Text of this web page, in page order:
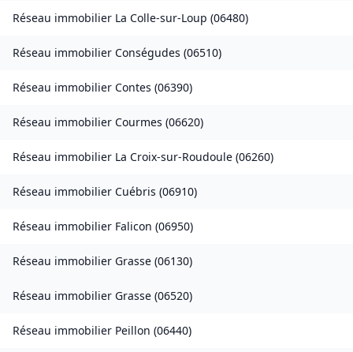
Réseau immobilier La Colle-sur-Loup (06480)
Réseau immobilier Conségudes (06510)
Réseau immobilier Contes (06390)
Réseau immobilier Courmes (06620)
Réseau immobilier La Croix-sur-Roudoule (06260)
Réseau immobilier Cuébris (06910)
Réseau immobilier Falicon (06950)
Réseau immobilier Grasse (06130)
Réseau immobilier Grasse (06520)
Réseau immobilier Peillon (06440)